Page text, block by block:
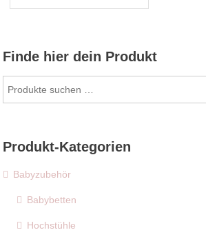
Finde hier dein Produkt
nach:
Produkt-Kategorien
Babyzubehör
Babybetten
Hochstühle